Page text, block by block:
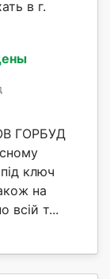
в г.
ГОРБУД
ключ
на
всій т...